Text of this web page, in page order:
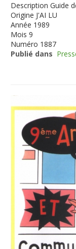
Description Guide
Origine J'AI LU
Année 1989
Mois 9
Numéro 1887
Publié dans